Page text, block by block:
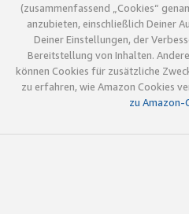
(zusammenfassend „Cookies“
anzubieten, einschließlich Deiner
Deiner Einstellungen, der
Bereitstellung von Inhalten.
können Cookies für zusätzliche
zu erfahren, wie Amazon Cookies
zu Amazon-